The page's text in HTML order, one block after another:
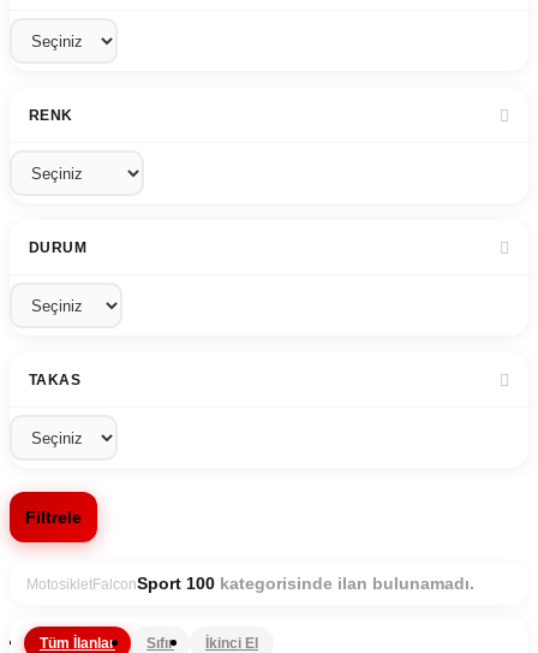
RENK
DURUM
TAKAS
Filtrele
MotosikletFalconSport 100 kategorisinde ilan bulunamadı.
Tüm İlanlar Sıfır İkinci El